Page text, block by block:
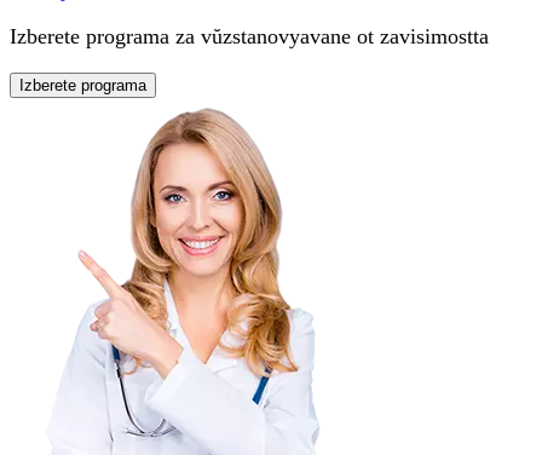
Izberete programa za vŭzstanovyavane ot zavisimostta
Izberete programa